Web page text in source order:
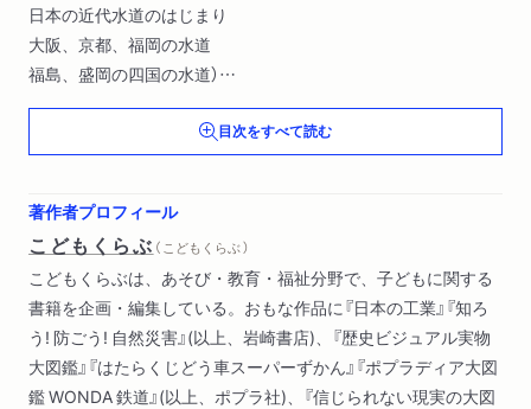
日本の近代水道のはじまり
大阪、京都、福岡の水道
福島、盛岡の四国の水道）
第２章 現在の水道（水不足をさけるために
水をつくっているのはだれ？
もっと知りたい！さらに安全で、さらにおいしく
第３章 水道のいまと未来（上水道のあるくらしを守るには
次の世代につなげるために
もっと知りたい！水道局がおこなう復旧事業
写真で見る３．１１の復旧工事）
目次をすべて読む
著作者プロフィール
こどもくらぶ （ こどもくらぶ ）
こどもくらぶは、あそび・教育・福祉分野で、子どもに関する
書籍を企画・編集している。おもな作品に『日本の工業』『知ろ
う! 防ごう! 自然災害』(以上、岩崎書店)、『歴史ビジュアル実物
大図鑑』『はたらくじどう車スーパーずかん』『ポプラディア大図
鑑 WONDA 鉄道』(以上、ポプラ社)、『信じられない現実の大図